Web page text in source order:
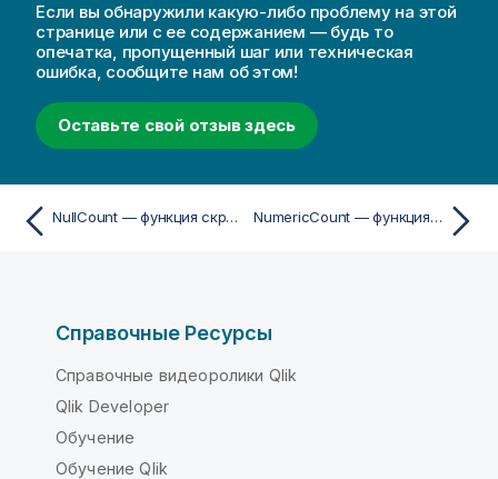
Если вы обнаружили какую-либо проблему на этой
странице или с ее содержанием — будь то
опечатка, пропущенный шаг или техническая
ошибка, сообщите нам об этом!
Оставьте свой отзыв здесь
NullCount — функция скрипта NumericCount — функция скрипта
Справочные Ресурсы
Справочные видеоролики Qlik
Qlik Developer
Обучение
Обучение Qlik